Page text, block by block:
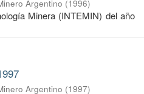
Argentino (1996)
Minera (INTEMIN) del año
Argentino (1997)